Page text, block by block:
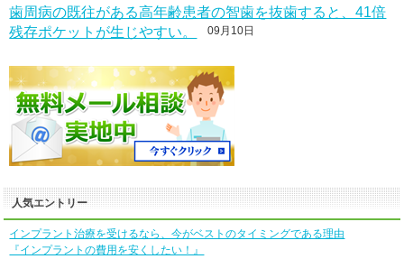
歯周病の既往がある高年齢患者の智歯を抜歯すると、41倍
残存ポケットが生じやすい。 09月10日
人気エントリー
インプラント治療を受けるなら、今がベストのタイミングである理由
『インプラントの費用を安くしたい！』